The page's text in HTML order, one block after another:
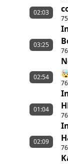
02:03
03:25
–
02:54
01:04
02:09